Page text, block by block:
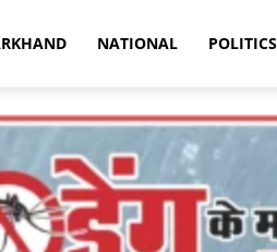
NATIONAL POLITICS